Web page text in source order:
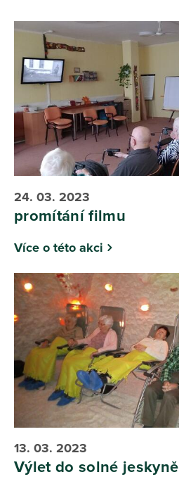
24. 03. 2023
promítání filmu
Více o této akci
13. 03. 2023
Výlet do solné jeskyně